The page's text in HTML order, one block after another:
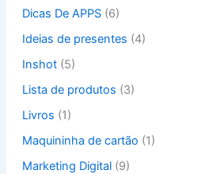
Dicas De APPS(6)
Ideias de presentes (4)
Inshot(5)
Lista de produtos (3)
Livros (1)
Maquininha de cartão (1)
Marketing Digital(9)